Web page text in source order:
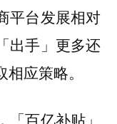
平台发展相对
出手」更多还
应策略。
百亿补贴」